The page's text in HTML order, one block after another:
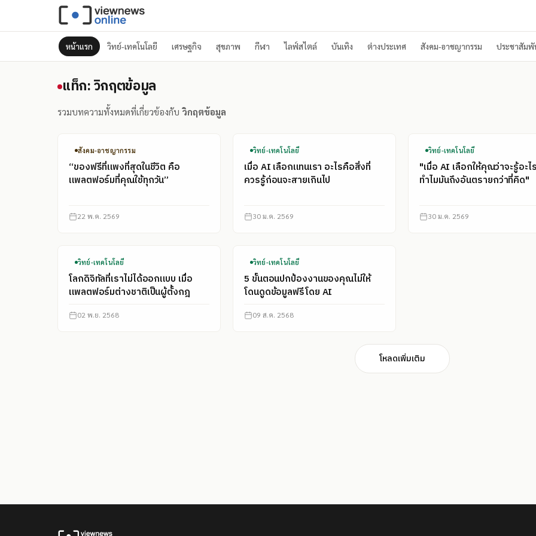
หน้าแรก วิทย์-เทคโนโลยี เศรษฐกิจ สุขภาพ กีฬา ไลฟ์สไตล์ บันเทิง ต่างประเทศ สังคม-อาชญากรรม ประชาสัมพั
แท็ก: วิกฤตข้อมูล
แท็ก: วิกฤตข้อมูล
รวมบทความทั้งหมดที่เกี่ยวข้องกับ วิกฤตข้อมูล
สังคม-อาชญากรรม
“ของฟรีที่แพงที่สุดในชีวิต คือ
แพลตฟอร์มที่คุณใช้ทุกวัน”
22 พ.ค. 2569
วิทย์-เทคโนโลยี
เมื่อ AI เลือกแทนเรา อะไรคือสิ่งที่
ควรรู้ก่อนจะสายเกินไป
30 ม.ค. 2569
วิทย์-เทคโนโลยี
"เมื่อ AI เลือกให้คุณว่าจะรู้อะไ
ทำไมมันถึงอันตรายกว่าที่คิด"
30 ม.ค. 2569
วิทย์-เทคโนโลยี
โลกดิจิทัลที่เราไม่ได้ออกแบบ เมื่อ
แพลตฟอร์มต่างชาติเป็นผู้ตั้งกฎ
02 พ.ย. 2568
วิทย์-เทคโนโลยี
5 ขั้นตอนปกป้องงานของคุณไม่ให้
โดนดูดข้อมูลฟรีโดย AI
09 ส.ค. 2568
โหลดเพิ่มเติม